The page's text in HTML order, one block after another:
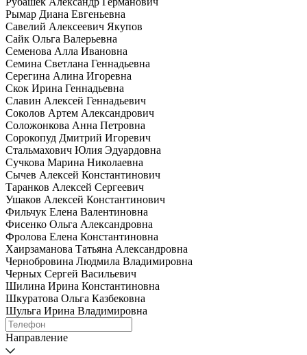
Рымар Диана Евгеньевна
Савелий Алексеевич Якупов
Сайк Ольга Валерьевна
Семенова Алла Ивановна
Семина Светлана Геннадьевна
Серегина Алина Игоревна
Скок Ирина Геннадьевна
Славин Алексей Геннадьевич
Соколов Артем Александрович
Соложонкова Анна Петровна
Сорокопуд Дмитрий Игоревич
Стальмахович Юлия Эдуардовна
Сучкова Марина Николаевна
Сычев Алексей Константинович
Таранков Алексей Сергеевич
Ушаков Алексей Константинович
Фильчук Елена Валентиновна
Фисенко Ольга Александровна
Фролова Елена Константиновна
Хаирзаманова Татьяна Александровна
Чернобровина Людмила Владимировна
Черных Сергей Васильевич
Шилина Ирина Константиновна
Шкуратова Ольга Казбековна
Шульга Ирина Владимировна
Направление